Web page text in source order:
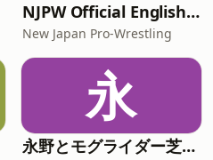
NJPW Official English Podcast
New Japan Pro-Wrestling
永
永野とモグライダー芝のぐるり遠回り